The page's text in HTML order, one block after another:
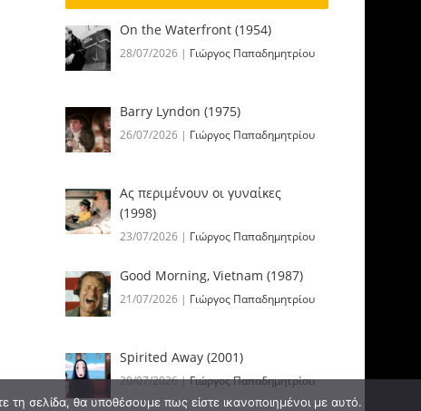
On the Waterfront (1954)
28/07/2026 | Γιώργος Παπαδημητρίου
Barry Lyndon (1975)
26/07/2026 | Γιώργος Παπαδημητρίου
Ας περιμένουν οι γυναίκες
(1998)
23/07/2026 | Γιώργος Παπαδημητρίου
Good Morning, Vietnam (1987)
21/07/2026 | Γιώργος Παπαδημητρίου
Spirited Away (2001)
20/07/2026|Γιώργος Παπαδημητρίου
τη σελίδα, θα υποθέσουμε πως είστε ικανοποιημένοι με αυτό.